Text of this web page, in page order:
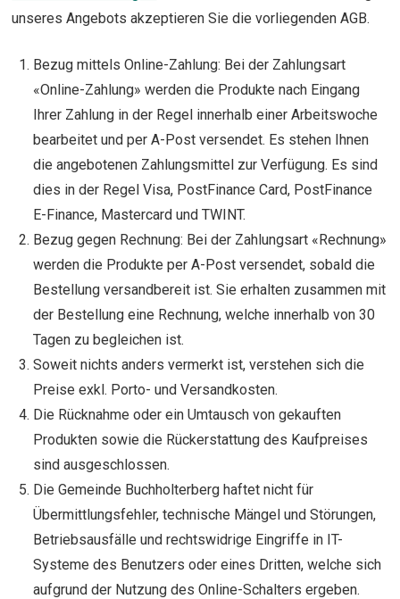
unseres Angebots akzeptieren Sie die vorliegenden AGB.
Bezug mittels Online-Zahlung: Bei der Zahlungsart
«Online-Zahlung» werden die Produkte nach Eingang
Ihrer Zahlung in der Regel innerhalb einer Arbeitswoche
bearbeitet und per A-Post versendet. Es stehen Ihnen
die angebotenen Zahlungsmittel zur Verfügung. Es sind
dies in der Regel Visa, PostFinance Card, PostFinance
E-Finance, Mastercard und TWINT.
Bezug gegen Rechnung: Bei der Zahlungsart «Rechnung»
werden die Produkte per A-Post versendet, sobald die
Bestellung versandbereit ist. Sie erhalten zusammen mit
der Bestellung eine Rechnung, welche innerhalb von 30
Tagen zu begleichen ist.
Soweit nichts anders vermerkt ist, verstehen sich die
Preise exkl. Porto- und Versandkosten.
Die Rücknahme oder ein Umtausch von gekauften
Produkten sowie die Rückerstattung des Kaufpreises
sind ausgeschlossen.
Die Gemeinde Buchholterberg haftet nicht für
Übermittlungsfehler, technische Mängel und Störungen,
Betriebsausfälle und rechtswidrige Eingriffe in IT-
Systeme des Benutzers oder eines Dritten, welche sich
aufgrund der Nutzung des Online-Schalters ergeben.